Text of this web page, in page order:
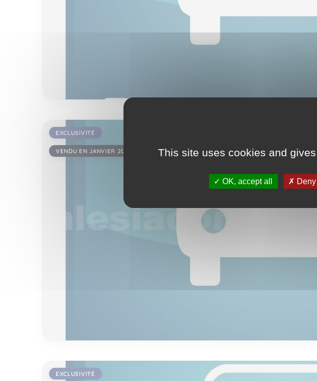
EXCLUSIVITÉ
VENDU EN JANVIER 2026
EXCLUSIVITÉ
This site uses cookies and
OK, accept all